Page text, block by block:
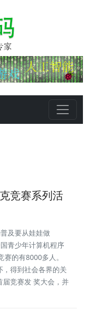
竞赛系列活
及要从娃娃做
青少年计算机程序
的有8000多人。
得到社会各界的关
届竞赛发 奖大会，并